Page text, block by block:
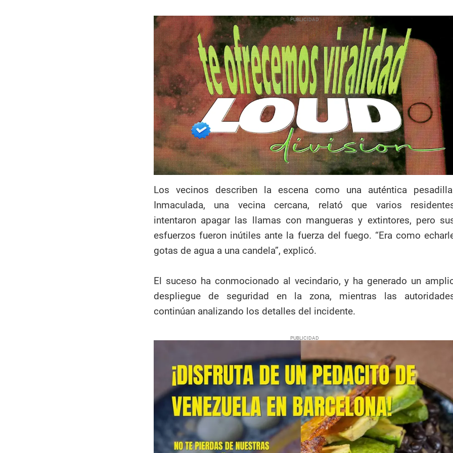
Los vecinos describen la escena como una auténtica
Inmaculada, una vecina cercana, relató que varios
intentaron apagar las llamas con mangueras y extintores, pero
esfuerzos fueron inútiles ante la fuerza del fuego. “Era como
gotas de agua a una candela”, explicó.
El suceso ha conmocionado al vecindario, y ha generado un
despliegue de seguridad en la zona, mientras las
continúan analizando los detalles del incidente.